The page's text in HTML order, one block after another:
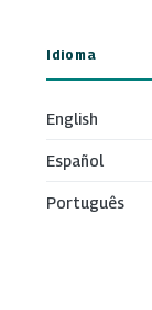
Idioma
English
Español
Português